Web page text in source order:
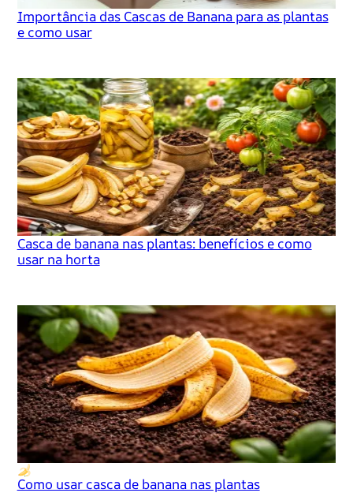
Importância das Cascas de Banana para as plantas
e como usar
Casca de banana nas plantas: benefícios e como
usar na horta
Como usar casca de banana nas plantas